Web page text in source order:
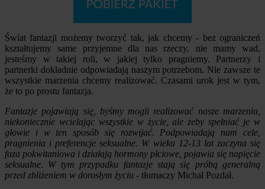
Świat fantazji możemy tworzyć tak, jak chcemy - bez ograniczeń
kształtujemy same przyjemne dla nas rzeczy, nie mamy wad,
jesteśmy w takiej roli, w jakiej tylko pragniemy. Partnerzy i
partnerki dokładnie odpowiadają naszym potrzebom. Nie zawsze te
wszystkie marzenia chcemy realizować. Czasami urok jest w tym,
że to po prostu fantazja.
Fantazje pojawiają się, byśmy mogli realizować nasze marzenia,
niekoniecznie wcielając wszystkie w życie, ale żeby spełniać je w
głowie i w ten sposób się rozwijać. Podpowiadają nam cele,
pragnienia i preferencje seksualne. W wieku 12-13 lat zaczyna się
faza pokwitaniowa i działają hormony płciowe, pojawia się napięcie
seksualne. W tym przypadku fantazje stają się próbą generalną
przed zbliżeniem w dorosłym życiu - tłumaczy Michał Pozdał.